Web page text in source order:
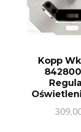
Kopp
Hk 07